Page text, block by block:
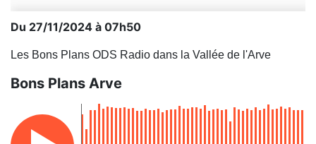
Du 27/11/2024 à 07h50
Les Bons Plans ODS Radio dans la Vallée de l'Arve
Bons Plans Arve